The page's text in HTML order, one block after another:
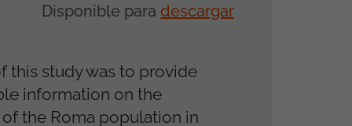
Disponible para descargar
this study was to provide
information on the
the Roma population in